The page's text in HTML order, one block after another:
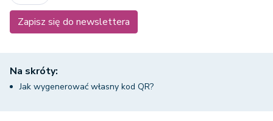
Zapisz się do newslettera
Na skróty:
Jak wygenerować własny kod QR?